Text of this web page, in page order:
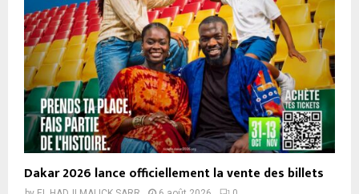
Dakar 2026 lance officiellement la vente des billets